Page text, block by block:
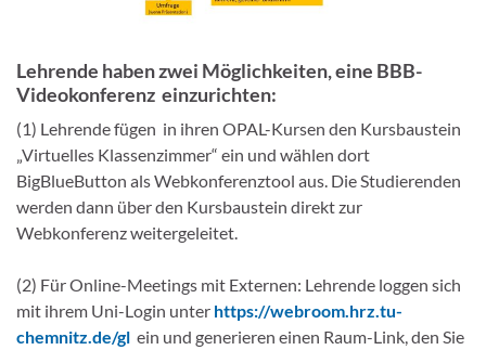
Lehrende haben zwei Möglichkeiten, eine BBB-
Videokonferenz einzurichten:
(1) Lehrende fügen in ihren OPAL-Kursen den Kursbaustein
„Virtuelles Klassenzimmer“ ein und wählen dort
BigBlueButton als Webkonferenztool aus. Die Studierenden
werden dann über den Kursbaustein direkt zur
Webkonferenz weitergeleitet.
(2) Für Online-Meetings mit Externen: Lehrende loggen sich
mit ihrem Uni-Login unter https://webroom.hrz.tu-
chemnitz.de/gl ein und generieren einen Raum-Link, den Sie